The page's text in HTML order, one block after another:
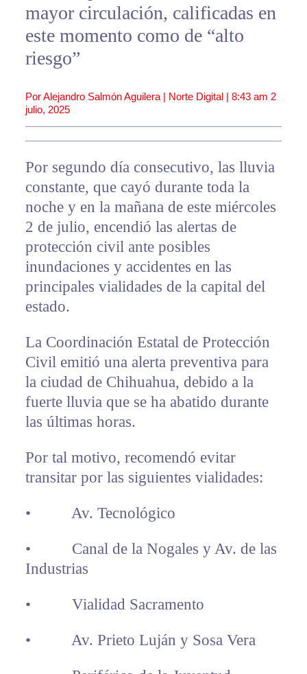
mayor circulación, calificadas en
este momento como de “alto
riesgo”
Por Alejandro Salmón Aguilera | Norte Digital | 8:43 am 2
julio, 2025
Por segundo día consecutivo, las lluvia
constante, que cayó durante toda la
noche y en la mañana de este miércoles
2 de julio, encendió las alertas de
protección civil ante posibles
inundaciones y accidentes en las
principales vialidades de la capital del
estado.
La Coordinación Estatal de Protección
Civil emitió una alerta preventiva para
la ciudad de Chihuahua, debido a la
fuerte lluvia que se ha abatido durante
las últimas horas.
Por tal motivo, recomendó evitar
transitar por las siguientes vialidades:
• Av. Tecnológico
• Canal de la Nogales y Av. de las
Industrias
• Vialidad Sacramento
• Av. Prieto Luján y Sosa Vera